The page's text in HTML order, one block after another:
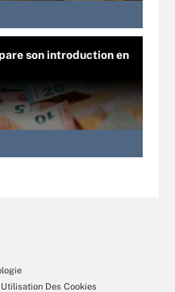
son introduction en
Utilisation Des Cookies